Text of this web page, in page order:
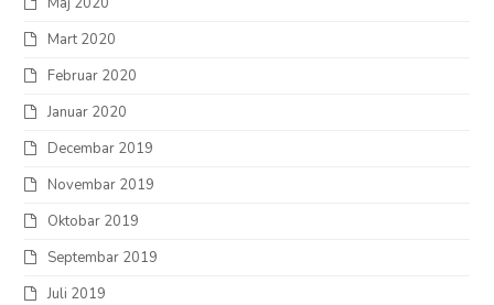
Mart 2020
Februar 2020
Januar 2020
Decembar 2019
Novembar 2019
Oktobar 2019
Septembar 2019
Juli 2019